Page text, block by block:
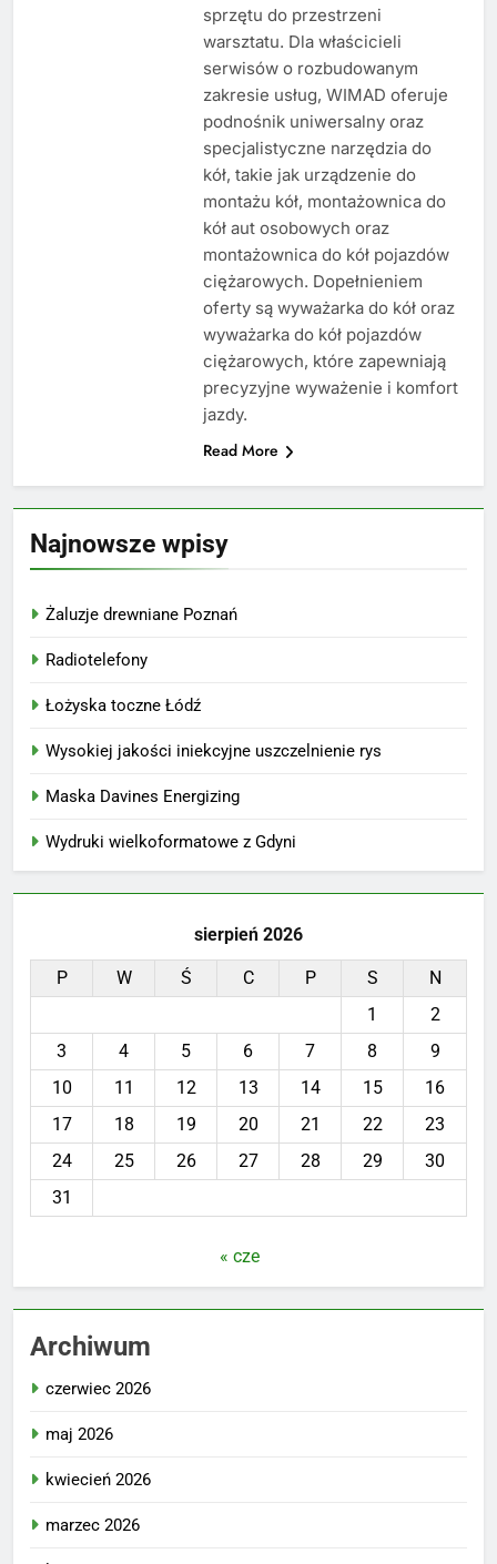
sprzętu do przestrzeni
warsztatu. Dla właścicieli
serwisów o rozbudowanym
zakresie usług, WIMAD oferuje
podnośnik uniwersalny oraz
specjalistyczne narzędzia do
kół, takie jak urządzenie do
montażu kół, montażownica do
kół aut osobowych oraz
montażownica do kół pojazdów
ciężarowych. Dopełnieniem
oferty są wyważarka do kół oraz
wyważarka do kół pojazdów
ciężarowych, które zapewniają
precyzyjne wyważenie i komfort
jazdy.
Read More
Najnowsze wpisy
Żaluzje drewniane Poznań
Radiotelefony
Łożyska toczne Łódź
Wysokiej jakości iniekcyjne uszczelnienie rys
Maska Davines Energizing
Wydruki wielkoformatowe z Gdyni
sierpień 2026
P W Ś C P S
N
1
2
3
4 5 6 7 8
9
10
11 12 13 14 15
16
17
18 19 20 21 22
23
24
25 26 27 28 29
30
31
« cze
Archiwum
czerwiec 2026
maj 2026
kwiecień 2026
marzec 2026